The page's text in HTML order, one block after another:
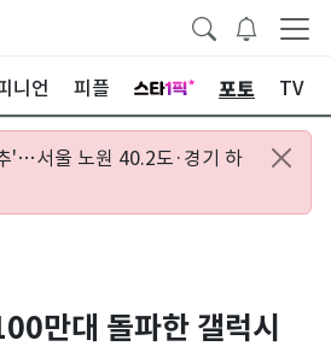
니언 피플 포토 TV
'…서울 노원 40.2도·경기 하
만대 돌파한 갤럭시